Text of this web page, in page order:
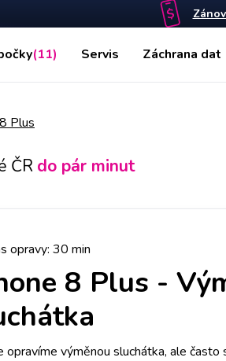
(11) Servis Záchrana dat
Plus
ČR do pár minut
opravy: 30 min
8 Plus -
opravíme výměnou sluchátka, ale